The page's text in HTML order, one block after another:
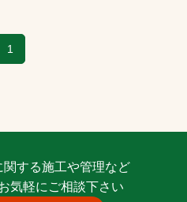
にお困りの方へ
1
する施工や管理など
気軽にご相談下さい